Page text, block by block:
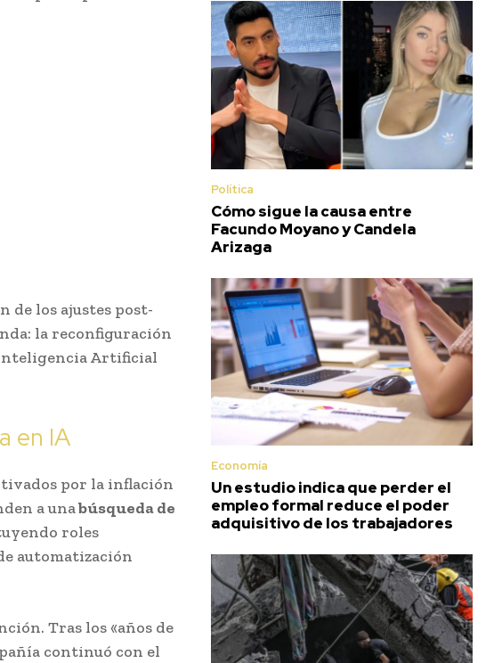
de los ajustes post-
la reconfiguración
Artificial
en IA
por la inflación
a unabúsqueda de
roles
automatización
Tras los «años de
continuó con el
Política
Cómo sigue la causa entre
Facundo Moyano y Candela
Arizaga
Economía
Un estudio indica que perder el
empleo formal reduce el poder
adquisitivo de los trabajadores